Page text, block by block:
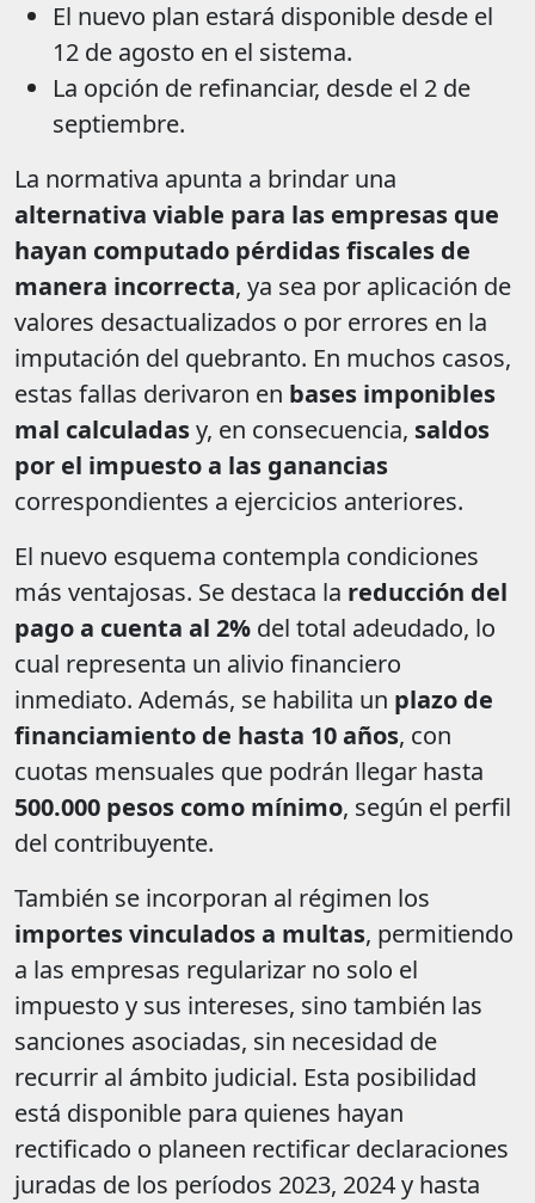
El nuevo plan estará disponible desde el
12 de agosto en el sistema.
La opción de refinanciar, desde el 2 de
septiembre.
La normativa apunta a brindar una
alternativa viable para las empresas que
hayan computado pérdidas fiscales de
manera incorrecta, ya sea por aplicación de
valores desactualizados o por errores en la
imputación del quebranto. En muchos casos,
estas fallas derivaron en bases imponibles
mal calculadasy, en consecuencia, saldos
por el impuesto a las ganancias
correspondientes a ejercicios anteriores.
El nuevo esquema contempla condiciones
más ventajosas. Se destaca la reducción del
pago a cuenta al 2% del total adeudado, lo
cual representa un alivio financiero
inmediato. Además, se habilita un plazo de
financiamiento de hasta 10 años, con
cuotas mensuales que podrán llegar hasta
500.000 pesos como mínimo, según el perfil
del contribuyente.
También se incorporan al régimen los
importes vinculados a multas, permitiendo
a las empresas regularizar no solo el
impuesto y sus intereses, sino también las
sanciones asociadas, sin necesidad de
recurrir al ámbito judicial. Esta posibilidad
está disponible para quienes hayan
rectificado o planeen rectificar declaraciones
juradas de los períodos 2023, 2024 y hasta